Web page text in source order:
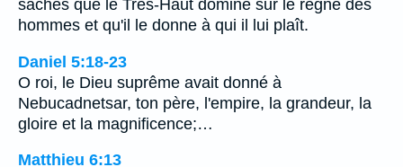
saches que le Très-Haut domine sur le règne des
hommes et qu'il le donne à qui il lui plaît.
Daniel 5:18-23
O roi, le Dieu suprême avait donné à
Nebucadnetsar, ton père, l'empire, la grandeur, la
gloire et la magnificence;…
Matthieu 6:13